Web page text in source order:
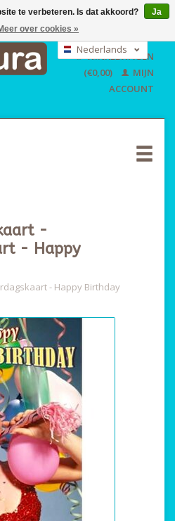
EUR
GBP
USD
Nederlands
English
WINKELWAGEN
(€0,00)
MIJN
ACCOUNT
-
- Happy
- Happy Birthday
te verbeteren. Is dat akkoord?
Ja
over cookies »